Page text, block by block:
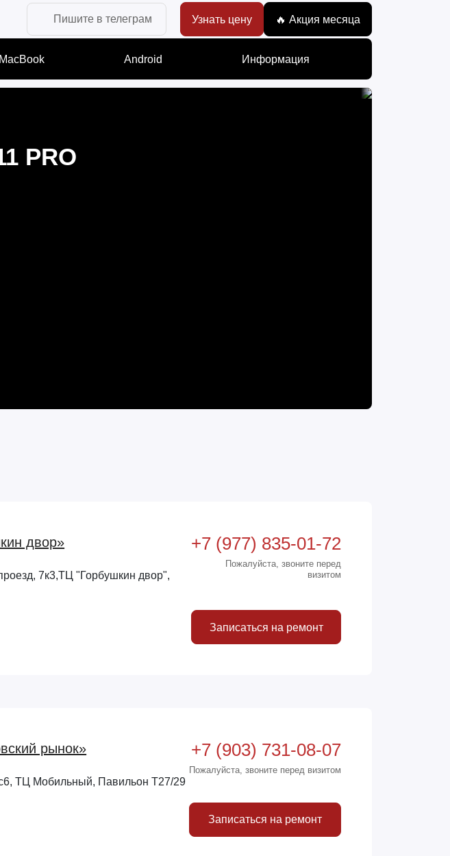
Пишите в телеграм Узнать цену 🔥 Акция месяца
MacBook Android Информация
PRO
двор»
7к3,ТЦ "Горбушкин двор",
+7 (977) 835-01-72
Пожалуйста, звоните перед
визитом
Записаться на ремонт
рынок»
ТЦ Мобильный, Павильон Т27/29
+7 (903) 731-08-07
Пожалуйста, звоните перед визитом
Записаться на ремонт